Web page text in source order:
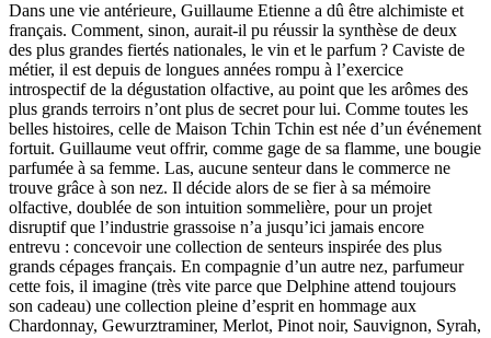
Dans une vie antérieure, Guillaume Etienne a dû être alchimiste et
français. Comment, sinon, aurait-il pu réussir la synthèse de deux
des plus grandes fiertés nationales, le vin et le parfum ? Caviste de
métier, il est depuis de longues années rompu à l’exercice
introspectif de la dégustation olfactive, au point que les arômes des
plus grands terroirs n’ont plus de secret pour lui. Comme toutes les
belles histoires, celle de Maison Tchin Tchin est née d’un événement
fortuit. Guillaume veut offrir, comme gage de sa flamme, une bougie
parfumée à sa femme. Las, aucune senteur dans le commerce ne
trouve grâce à son nez. Il décide alors de se fier à sa mémoire
olfactive, doublée de son intuition sommelière, pour un projet
disruptif que l’industrie grassoise n’a jusqu’ici jamais encore
entrevu : concevoir une collection de senteurs inspirée des plus
grands cépages français. En compagnie d’un autre nez, parfumeur
cette fois, il imagine (très vite parce que Delphine attend toujours
son cadeau) une collection pleine d’esprit en hommage aux
Chardonnay, Gewurztraminer, Merlot, Pinot noir, Sauvignon, Syrah,